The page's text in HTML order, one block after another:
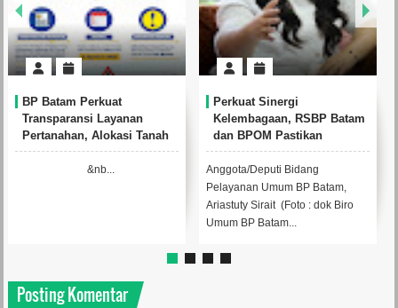
BP Batam Perkuat
Pembinaan Talenta Muda
Lewat Batam Prime
International Grassroot
Football Festival 2026
Kepala BP Batam, Amsakar
RSBP Batam Torehkan
Standar Pelayanan Kelas
Dunia, Raih Diamond Status
dari WSO
Foto : dok Biro Umum BP
BatamBy ParulianBATAM,
Realitamedia.com - Komitmen
RSBP Batam dalam menghadi...
Posting Komentar